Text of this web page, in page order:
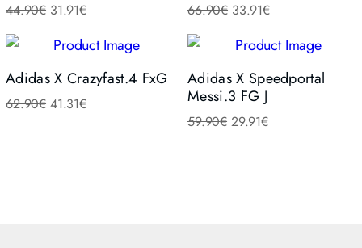
44.90€ 31.91€ 66.90€ 33.91€
Adidas X Crazyfast.4 FxG
62.90€ 41.31€
Adidas X Speedportal
Messi.3 FG J
59.90€ 29.91€